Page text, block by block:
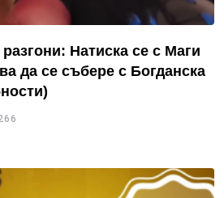
Натиска се с Маги
да се събере с Богданска